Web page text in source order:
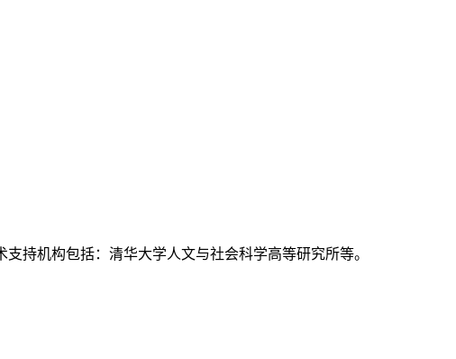
持机构包括：清华大学人文与社会科学高等研究所等。